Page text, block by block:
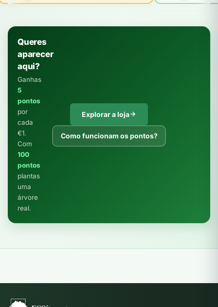
Queres
aparecer
aqui?
Ganhas
5
pontos
por
cada
€1.
Com
100
pontos
plantas
uma
árvore
real.
Explorar a loja
Como funcionam os pontos?